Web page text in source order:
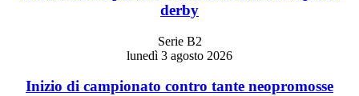
derby
Serie B2
lunedì 3 agosto 2026
Inizio di campionato contro tante neopromosse